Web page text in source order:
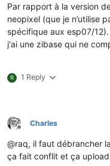
Par rapport à la version
neopixel (que je n’utilise
spécifique aux esp07/
j'ai une zibase qui ne
R 1 Reply
Offline
Charles
@raq, il faut débrancher
ça fait conflit et ça